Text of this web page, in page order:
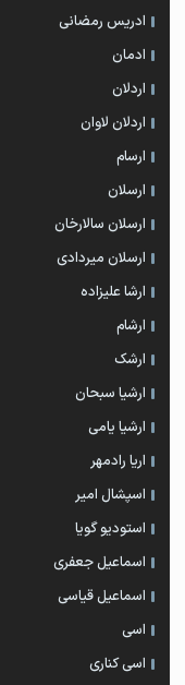
ادریس رمضانی
ادمان
اردلان
اردلان لاوان
ارسام
ارسلان
ارسلان سالارخان
ارسلان میردادی
ارشا علیزاده
ارشام
ارشک
ارشیا سبحان
ارشیا یامی
اریا رادمهر
اسپشال امیر
استودیو گویا
اسماعیل جعفری
اسماعیل قیاسی
اسی
اسی کناری